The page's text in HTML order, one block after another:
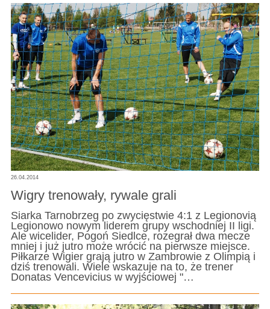
26.04.2014
Wigry trenowały, rywale grali
Siarka Tarnobrzeg po zwycięstwie 4:1 z Legionovią
Legionowo nowym liderem grupy wschodniej II ligi.
Ale wicelider, Pogoń Siedlce, rozegrał dwa mecze
mniej i już jutro może wrócić na pierwsze miejsce.
Piłkarze Wigier grają jutro w Zambrowie z Olimpią i
dziś trenowali. Wiele wskazuje na to, że trener
Donatas Vencevicius w wyjściowej "…